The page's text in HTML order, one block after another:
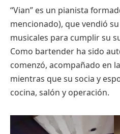
“Vian” es un pianista
mencionado), que vendió
musicales para cumplir su
Como bartender ha sido
comenzó, acompañado en
mientras que su socia y
cocina, salón y operación.